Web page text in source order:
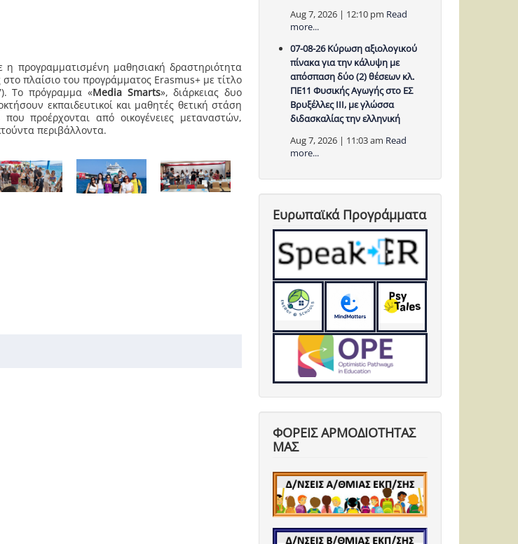
προγραμματισμένη μαθησιακή δραστηριότητα
πλαίσιο του προγράμματος Erasmus+ με τίτλο
Το πρόγραμμα «Media Smarts», διάρκειας δυο
εκπαιδευτικοί και μαθητές θετική στάση
προέρχονται από οικογένειες μεταναστών,
περιβάλλοντα.
Aug 7, 2026 | 12:10 pm Read
more...
07-08-26 Κύρωση αξιολογικού
πίνακα για την κάλυψη με
απόσπαση δύο (2) θέσεων κλ.
ΠΕ11 Φυσικής Αγωγής στο ΕΣ
Βρυξέλλες ΙΙΙ, με γλώσσα
διδασκαλίας την ελληνική
Aug 7, 2026 | 11:03 am Read
more...
Ευρωπαϊκά Προγράμματα
ΦΟΡΕΙΣ ΑΡΜΟΔΙΟΤΗΤΑΣ
ΜΑΣ